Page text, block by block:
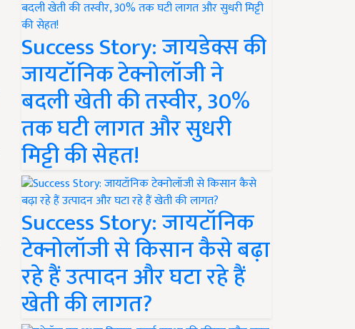
Success Story: जायडेक्स की
जायटॉनिक टेक्नोलॉजी ने
बदली खेती की तस्वीर, 30%
तक घटी लागत और सुधरी
मिट्टी की सेहत!
Success Story: जायटॉनिक
टेक्नोलॉजी से किसान कैसे बढ़ा
रहे हैं उत्पादन और घटा रहे हैं
खेती की लागत?